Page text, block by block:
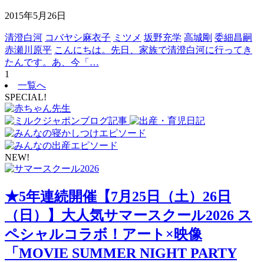
2015年5月26日
清澄白河 コバヤシ麻衣子 ミツメ 坂野充学 高城剛 委細昌嗣
赤瀬川原平 こんにちは。先日、家族で清澄白河に行ってき
たんです。あ、今「…
1
一覧へ
SPECIAL!
NEW!
★5年連続開催【7月25日（土）26日
（日）】大人気サマースクール2026 ス
ペシャルコラボ！アート×映像
「MOVIE SUMMER NIGHT PARTY